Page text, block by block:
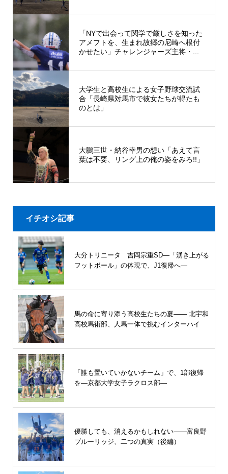
「NYで出会って関学で厳しさを知った
アメフトを、生まれ故郷の尼崎へ根付
かせたい」チャレンジャーズ主将・...
大学生と高校生による女子野球交流試
合「長崎県対馬市で彼女たちが得たも
のとは」
大鵬三世・納谷幸男の想い「あえて言
葉は不要、リング上の俺の姿をみろ!!」
イチオシ記事
大分トリニータ 吉岡宗重SD―「湧き上がる
フットボール」の体現で、J1復帰へ―
馬の命に寄り添う高校生たちの夏—— 北宇和
高校馬術部、人馬一体で挑むインターハイ
「誰も置いていかないチーム」で、1部復帰
を―京都大学女子ラクロス部―
優勝しても、消えるかもしれない――富良野
ブルーリッジ、二つの真実（後編）